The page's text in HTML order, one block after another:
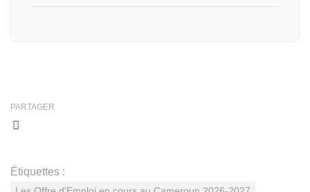
PARTAGER
Étiquettes :